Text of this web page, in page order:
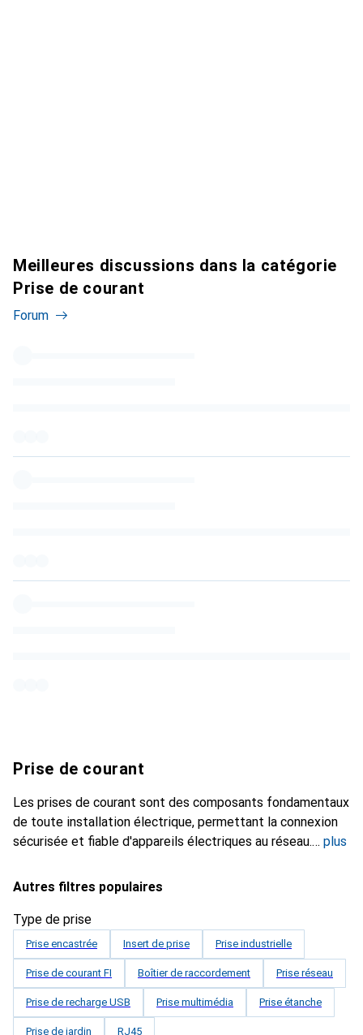
Meilleures discussions dans la catégorie
Prise de courant
Forum
Prise de courant
Les prises de courant sont des composants fondamentaux
de toute installation électrique, permettant la connexion
sécurisée et fiable d'appareils électriques au réseau.
plus
Autres filtres populaires
Type de prise
Prise encastrée Insert de prise Prise industrielle
Prise de courant FI Boîtier de raccordement Prise réseau
Prise de recharge USB Prise multimédia Prise étanche
Prise de jardin RJ45